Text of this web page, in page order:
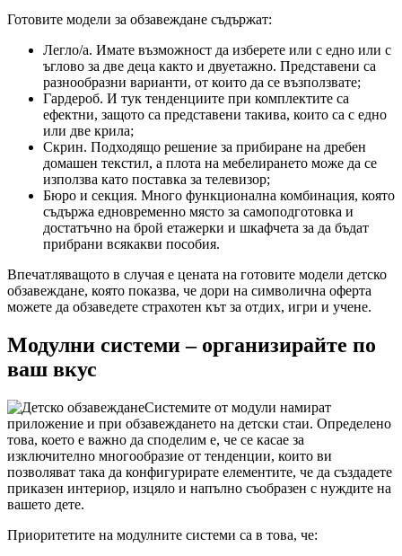
Готовите модели за обзавеждане съдържат:
Легло/а. Имате възможност да изберете или с едно или с
ъглово за две деца както и двуетажно. Представени са
разнообразни варианти, от които да се възползвате;
Гардероб. И тук тенденциите при комплектите са
ефектни, защото са представени такива, които са с едно
или две крила;
Скрин. Подходящо решение за прибиране на дребен
домашен текстил, а плота на мебелирането може да се
използва като поставка за телевизор;
Бюро и секция. Много функционална комбинация, която
съдържа едновременно място за самоподготовка и
достатъчно на брой етажерки и шкафчета за да бъдат
прибрани всякакви пособия.
Впечатляващото в случая е цената на готовите модели детско
обзавеждане, която показва, че дори на символична оферта
можете да обзаведете страхотен кът за отдих, игри и учене.
Модулни системи – организирайте по
ваш вкус
Системите от модули намират
приложение и при обзавеждането на детски стаи. Определено
това, което е важно да споделим е, че се касае за
изключително многообразие от тенденции, които ви
позволяват така да конфигурирате елементите, че да създадете
приказен интериор, изцяло и напълно съобразен с нуждите на
вашето дете.
Приоритетите на модулните системи са в това, че: